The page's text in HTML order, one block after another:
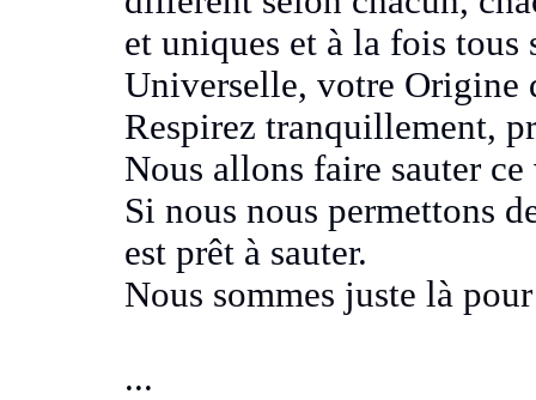
et uniques et à la fois tous
Universelle, votre Origine
Respirez tranquillement,
Nous allons faire sauter
Si nous nous permettons
est prêt à sauter.
Nous sommes juste là
...